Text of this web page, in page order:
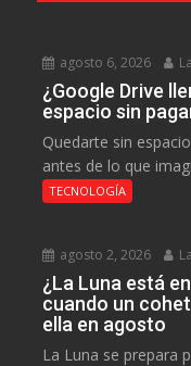
agosto 6, 2026
¿Google Drive
espacio sin
Quedarte sin
antes de lo que
TECNOLOGÍA
agosto 2, 2026
¿La Luna está
cuando un
ella en agosto
La Luna se prepara